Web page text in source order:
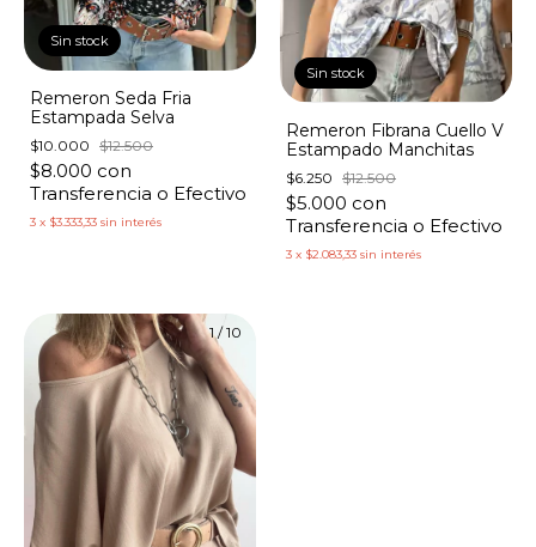
Sin stock
Remeron Seda Fria
Estampada Selva
$10.000 $12.500
$8.000 con
Transferencia o Efectivo
3 x $3.333,33 sin interés
Sin stock
Remeron Fibrana Cuello V
Estampado Manchitas
$6.250 $12.500
$5.000 con
Transferencia o Efectivo
3 x $2.083,33 sin interés
1 /10